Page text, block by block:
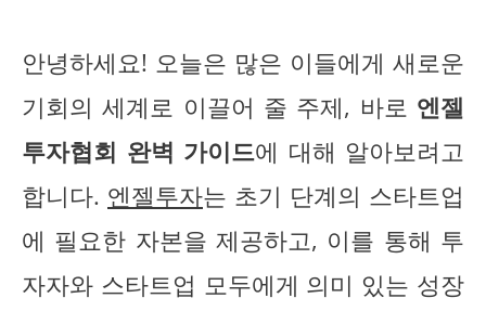
안녕하세요! 오늘은 많은 이들에게 새로운
기회의 세계로 이끌어 줄 주제, 바로 엔젤
투자협회 완벽 가이드에 대해 알아보려고
합니다. 엔젤투자는 초기 단계의 스타트업
에 필요한 자본을 제공하고, 이를 통해 투
자자와 스타트업 모두에게 의미 있는 성장